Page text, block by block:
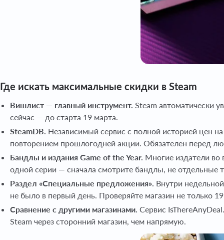
Где искать максимальные скидки в Steam
Вишлист — главный инструмент. Steam автоматически
сейчас — до старта 19 марта.
SteamDB. Независимый сервис с полной историей цен
повторением прошлогодней акции. Обязателен перед
Бандлы и издания Game of the Year. Многие издатели во
одной серии — сначала смотрите бандлы, не отдельные
Раздел «Специальные предложения». Внутри
не было в первый день. Проверяйте магазин не только
Сравнение с другими магазинами. Сервис
Steam через сторонний магазин, чем напрямую.